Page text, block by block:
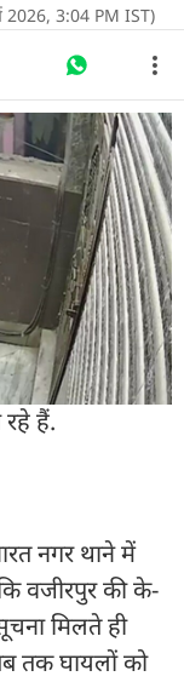
2026, 3:04 PM IST)
उस समय
हुए झगड़े में एक
भारत नगर
खाली कराने को
लोगों ने एक
से हमला कर
बाद में मौत हो
हैं.
नगर थाने में
वजीरपुर की के-
मिलते ही
तक घायलों को